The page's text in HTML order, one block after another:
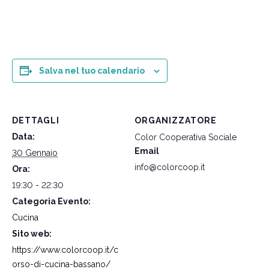
Salva nel tuo calendario
DETTAGLI
Data:
30 Gennaio
Ora:
19:30 - 22:30
Categoria Evento:
Cucina
Sito web:
https://www.colorcoop.it/c
orso-di-cucina-bassano/
ORGANIZZATORE
Color Cooperativa Sociale
Email
info@colorcoop.it